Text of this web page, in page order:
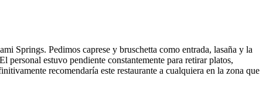
Springs. Pedimos caprese y bruschetta como entrada, lasaña y la
estuvo pendiente constantemente para retirar platos,
recomendaría este restaurante a cualquiera en la zona que